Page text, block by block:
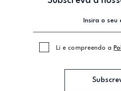
Li e compreendo a